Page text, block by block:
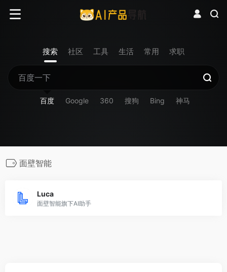
搜索 社区 工具 生活 常用 求职
百度 Google 360 搜狗 Bing 神马
面壁智能
Luca
面壁智能旗下AI助手